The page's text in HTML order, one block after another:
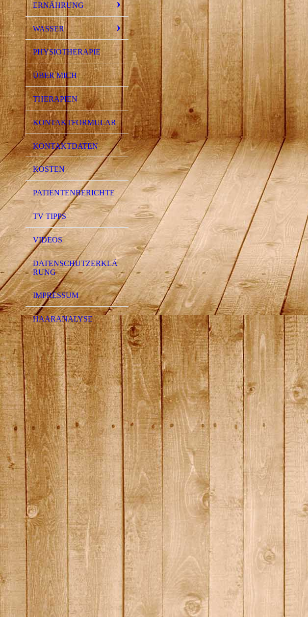
ERNÄHRUNG
WASSER
PHYSIOTHERAPIE
ÜBER MICH
THERAPIEN
KONTAKTFORMULAR
KONTAKTDATEN
KOSTEN
PATIENTENBERICHTE
TV TIPPS
VIDEOS
DATENSCHUTZERKLÄ
RUNG
IMPRESSUM
HAARANALYSE